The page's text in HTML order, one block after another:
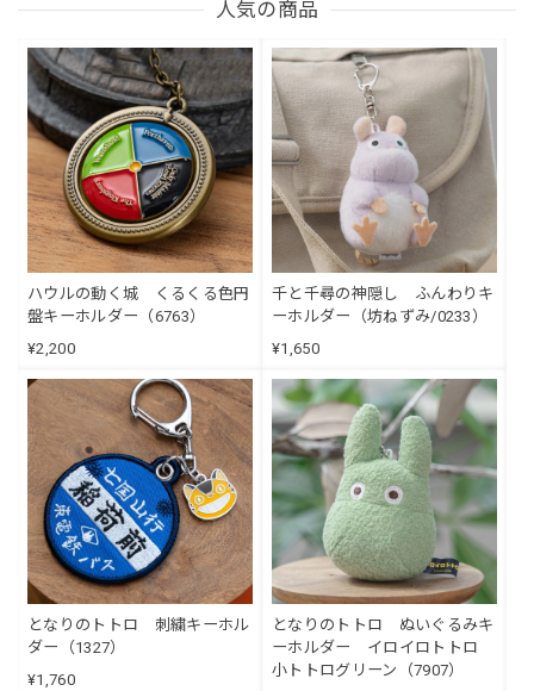
人気の商品
ハウルの動く城 くるくる色円
盤キーホルダー（6763）
¥2,200
千と千尋の神隠し ふんわりキ
ーホルダー（坊ねずみ/0233）
¥1,650
となりのトトロ 刺繍キーホル
ダー（1327）
¥1,760
となりのトトロ ぬいぐるみキ
ーホルダー イロイロトトロ
小トトログリーン（7907）